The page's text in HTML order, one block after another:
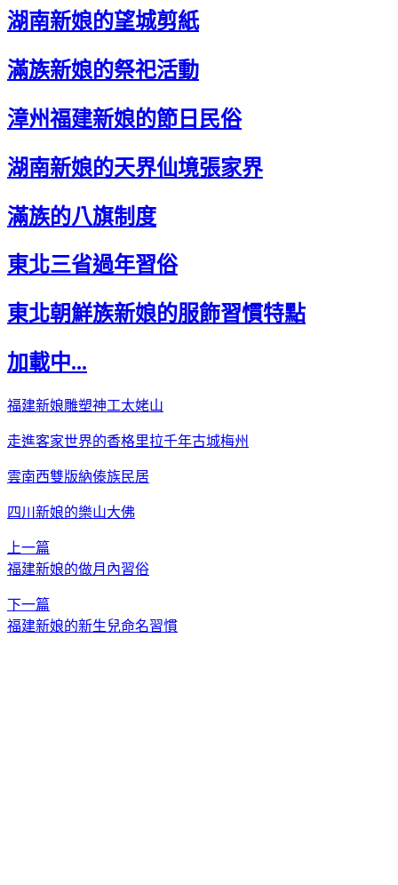
湖南新娘的望城剪紙
滿族新娘的祭祀活動
漳州福建新娘的節日民俗
湖南新娘的天界仙境張家界
滿族的八旗制度
東北三省過年習俗
東北朝鮮族新娘的服飾習慣特點
加載中...
福建新娘雕塑神工太姥山
走進客家世界的香格里拉千年古城梅州
雲南西雙版納傣族民居
四川新娘的樂山大佛
上一篇
福建新娘的做月內習俗
下一篇
福建新娘的新生兒命名習慣